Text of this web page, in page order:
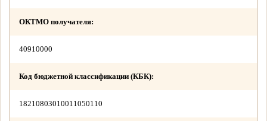
ОКТМО получателя:
40910000
Код бюджетной классификации (КБК):
18210803010011050110